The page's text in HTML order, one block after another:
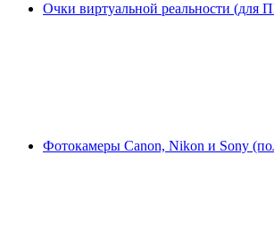
Очки виртуальной реальности (для
Фотокамеры Canon, Nikon и Sony